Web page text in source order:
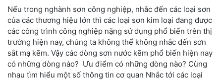
Nếu trong nghành sơn công nghiệp, nhắc đến các loại sơn
của các thương hiệu lớn thì các loại sơn kim loại đang được
các công trình công nghiệp nặng sử dụng phổ biến trên thị
trường hiện nay, chúng ta không thể không nhắc đến sơn
sắt mạ kẽm. Vậy các dòng sơn nước kẽm phổ biến hiện nay
có những dòng nào? Ưu điểm có những dòng nào? Cùng
nhau tìm hiểu một số thông tin cơ quan Nhắc tới các loại